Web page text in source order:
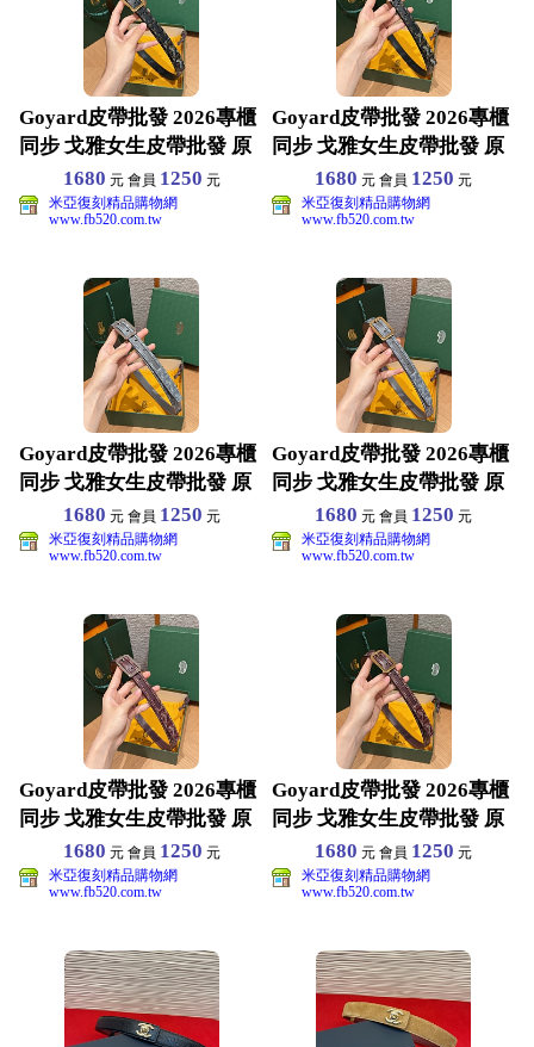
Goyard皮帶批發 2026專櫃
同步 戈雅女生皮帶批發 原
版真皮材質
1680 元 會員 1250 元
米亞復刻精品購物網
www.fb520.com.tw
Goyard皮帶批發 2026專櫃
同步 戈雅女生皮帶批發 原
版真皮材質
1680 元 會員 1250 元
米亞復刻精品購物網
www.fb520.com.tw
Goyard皮帶批發 2026專櫃
同步 戈雅女生皮帶批發 原
版真皮材質
1680 元 會員 1250 元
米亞復刻精品購物網
www.fb520.com.tw
Goyard皮帶批發 2026專櫃
同步 戈雅女生皮帶批發 原
版真皮材質
1680 元 會員 1250 元
米亞復刻精品購物網
www.fb520.com.tw
Goyard皮帶批發 2026專櫃
同步 戈雅女生皮帶批發 原
版真皮材質
1680 元 會員 1250 元
米亞復刻精品購物網
www.fb520.com.tw
Goyard皮帶批發 2026專櫃
同步 戈雅女生皮帶批發 原
版真皮材質
1680 元 會員 1250 元
米亞復刻精品購物網
www.fb520.com.tw